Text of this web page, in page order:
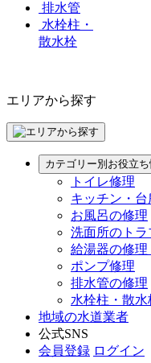
排水管
水栓柱・
散水栓
エリアから探す
カテゴリー別お役立ち
トイレ修理
キッチン・台
お風呂の修理
洗面所のトラ
給湯器の修理
ポンプ修理
排水管の修理
水栓柱・散水
地域の水道業者
公式SNS
会員登録 ログイン